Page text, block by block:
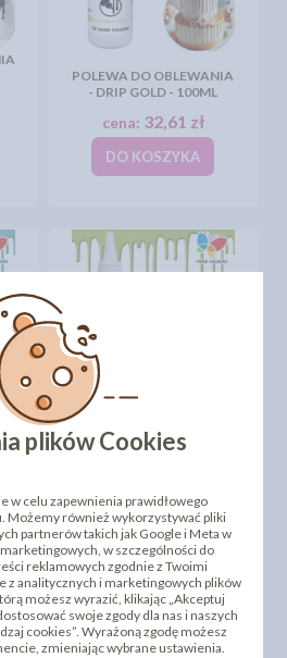
POLEWA DO OBLEWANIA
- DRIP GOLD - 100ML
cena: 32,61 zł
DO KOSZYKA
-
POLEWA DO OBLEWANIA
100ML
DO KOSZYKA
plików Cookies
w celu zapewnienia prawidłowego
Możemy również wykorzystywać pliki
partnerów takich jak Google i Meta w
w szczególności do
reklamowych zgodnie z Twoimi
analitycznych i marketingowych plików
możesz wyrazić, klikając „Akceptuj
swoje zgody dla nas i naszych
cookies”. Wyrażoną zgodę możesz
zmieniając wybrane ustawienia.